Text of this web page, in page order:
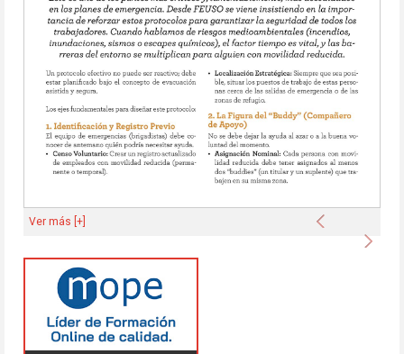
Anterior
Ver más [+]